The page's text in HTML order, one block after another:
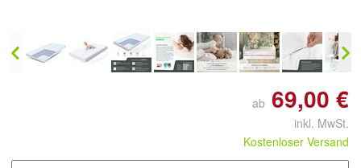
ab 69,00 €
inkl. MwSt.
Kostenloser Versand